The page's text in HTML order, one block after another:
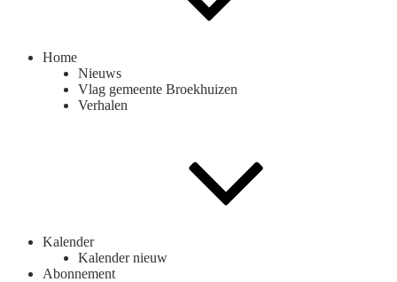
Home
Nieuws
Vlag gemeente Broekhuizen
Verhalen
Kalender
Kalender nieuw
Abonnement